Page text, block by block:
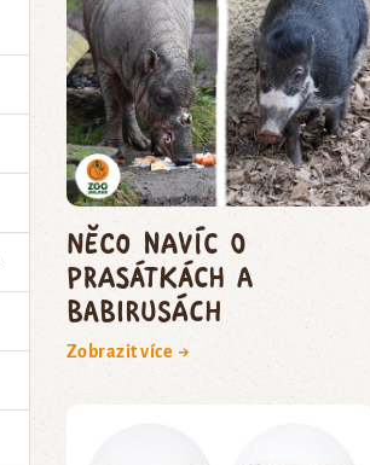
Něco navíc o
prasátkách a
babirusách
Zobrazit více →